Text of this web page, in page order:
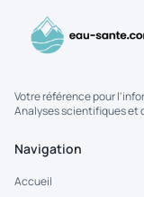
Votre référence pour
Analyses scientifiques et
Navigation
Accueil